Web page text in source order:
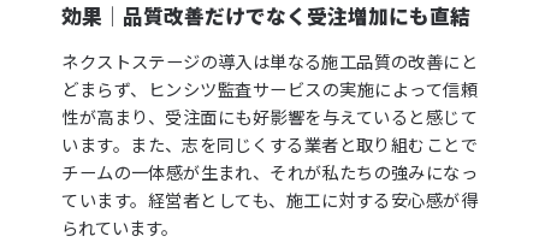
効果│品質改善だけでなく受注増加にも直結
ネクストステージの導入は単なる施工品質の改善にと
どまらず、ヒンシツ監査サービスの実施によって信頼
性が高まり、受注面にも好影響を与えていると感じて
います。また、志を同じくする業者と取り組むことで
チームの一体感が生まれ、それが私たちの強みになっ
ています。経営者としても、施工に対する安心感が得
られています。